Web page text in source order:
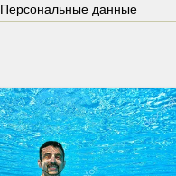
Персональные данные